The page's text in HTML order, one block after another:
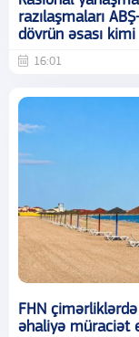
razılaşmaları
dövrün əsası kimi
16:01
FHN
əhaliyə müraciət